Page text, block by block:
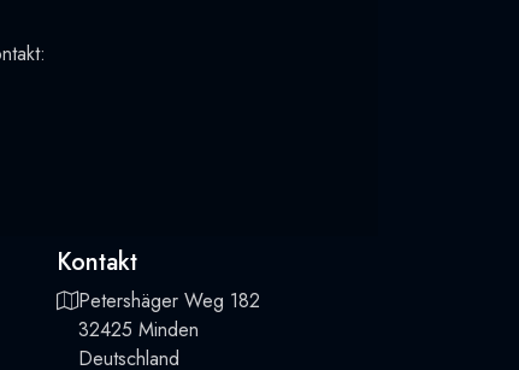
Kontakt
Petershäger Weg 182
32425 Minden
Deutschland